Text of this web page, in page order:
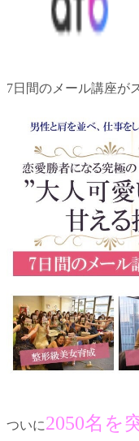
7日間のメール講座が
ついに2050名を